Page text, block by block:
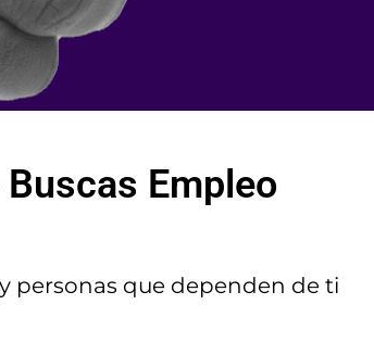
Empleo
personas que dependen de ti